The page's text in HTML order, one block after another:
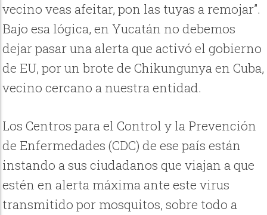
vecino veas afeitar, pon las tuyas a remojar”.
Bajo esa lógica, en Yucatán no debemos
dejar pasar una alerta que activó el gobierno
de EU, por un brote de Chikungunya en Cuba,
vecino cercano a nuestra entidad.
Los Centros para el Control y la Prevención
de Enfermedades (CDC) de ese país están
instando a sus ciudadanos que viajan a que
estén en alerta máxima ante este virus
transmitido por mosquitos, sobre todo a